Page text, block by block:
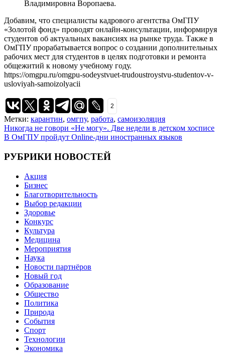
Владимировна Воропаева.
Добавим, что специалисты кадрового агентства ОмГПУ
«Золотой фонд» проводят онлайн-консультации, информируя
студентов об актуальных вакансиях на рынке труда. Также в
ОмГПУ прорабатывается вопрос о создании дополнительных
рабочих мест для студентов в целях подготовки и ремонта
общежитий к новому учебному году.
https://omgpu.ru/omgpu-sodeystvuet-trudoustroystvu-studentov-v-
usloviyah-samoizolyacii
2
Метки: карантин, омгпу, работа, самоизоляция
Навигация
по
записям
Никогда не говори «Не могу». Две недели в детском хосписе
В ОмГПУ пройдут Online-дни иностранных языков
РУБРИКИ НОВОСТЕЙ
Акция
Бизнес
Благотворительность
Выбор редакции
Здоровье
Конкурс
Культура
Медицина
Мероприятия
Наука
Новости партнёров
Новый год
Образование
Общество
Политика
Природа
События
Спорт
Технологии
Экономика